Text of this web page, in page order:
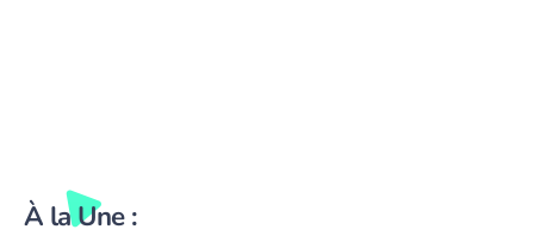
À la Une :